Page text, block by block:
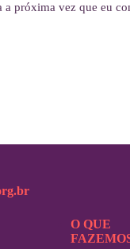
a próxima vez que eu
O QUE